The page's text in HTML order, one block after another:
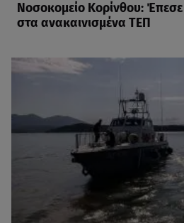
Νοσοκομείο Κορίνθου:
στα ανακαινισμένα ΤΕΠ